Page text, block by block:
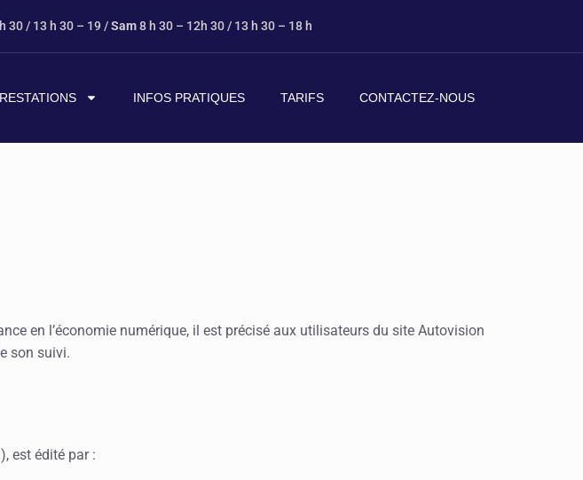
30 / 13 h 30 – 19 /Sam8 h 30 – 12h 30 / 13 h 30 – 18 h
INFOS PRATIQUES TARIFS CONTACTEZ-NOUS
en l’économie numérique, il est précisé aux utilisateurs du site Autovision
son suivi.
est édité par :